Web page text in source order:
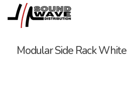
Modular Side Rack White